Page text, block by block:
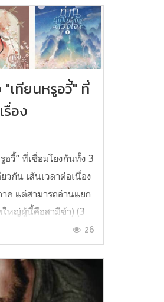
บอ่านก็ตรงกั...
เทียนหรูอวี้" ที่
รื่อง
อวี้” ที่เชื่อมโยงกันทั้ง 3
วกัน เส้นเวลาต่อเนื่อง
ค แต่สามารถอ่านแยก
ใหญ่ผู้นี้คือสามีข้า) (3
เล่าเรื่องของ ฝูถิง กับ
นจะใช้ชีวิตห่างไกล
26